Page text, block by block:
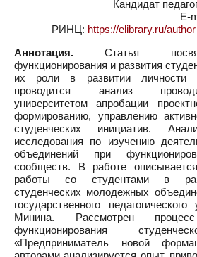
Кандидат
E-
РИНЦ: https://elibrary.ru/
Аннотация. Статья
функционирования и развития
их роли в развитии личности
проводится анализ
университетом апробации
формированию, управлению
студенческих инициатив.
исследования по изучению
объединений при
сообществ. В работе
работы со студентами в
студенческих молодежных
государственного
Минина. Рассмотрен
функционирования
«Предприниматель новой